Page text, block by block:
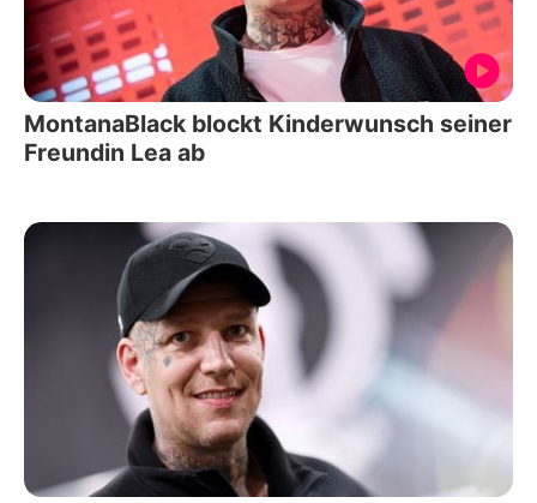
MontanaBlack blockt Kinderwunsch seiner
Freundin Lea ab